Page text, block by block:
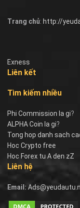
Trang chủ: http://
Exness
Liên kết
Tìm kiếm nhiều
Phi Commission la gi?
ALPHA Coin la gi?
Tong hop danh sach
Hoc Crypto free
Hoc Forex tu A den zZ
Liên hệ
Email: